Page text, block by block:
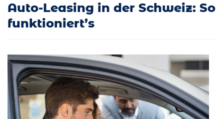
Auto-Leasing in der Schweiz: So
funktioniert’s